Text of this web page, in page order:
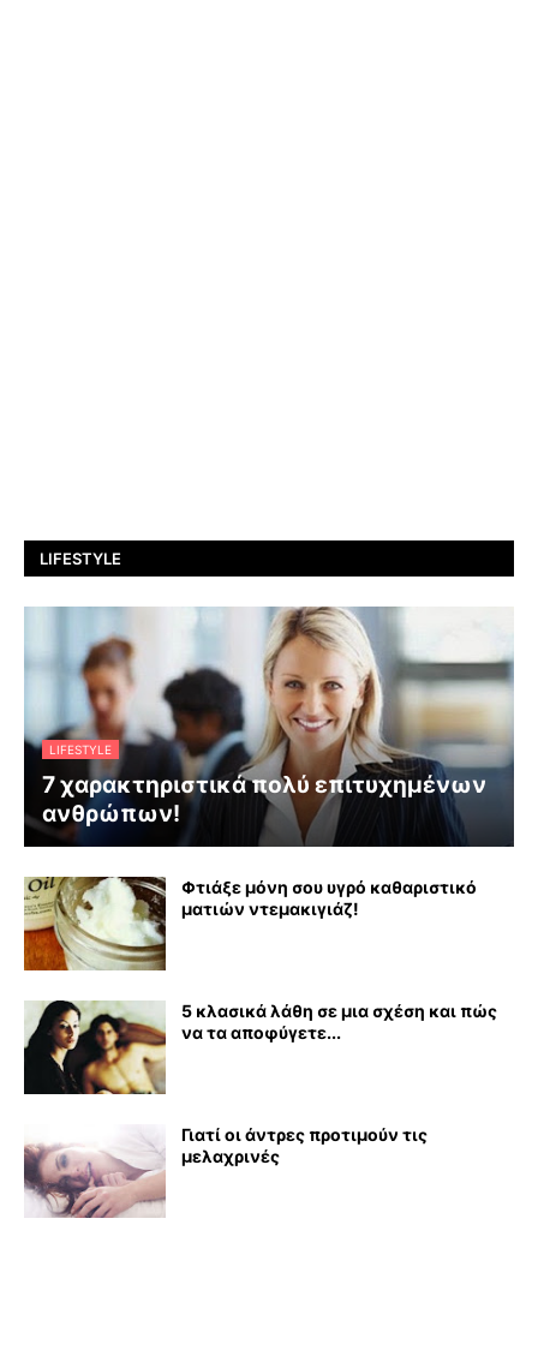
LIFESTYLE
LIFESTYLE
7 χαρακτηριστικά πολύ επιτυχημένων
ανθρώπων!
Φτιάξε μόνη σου υγρό καθαριστικό
ματιών ντεμακιγιάζ!
5 κλασικά λάθη σε μια σχέση και πώς
να τα αποφύγετε...
Γιατί οι άντρες προτιμούν τις
μελαχρινές